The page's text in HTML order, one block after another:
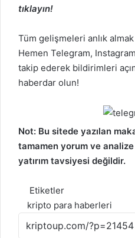
tıklayın!
Tüm gelişmeleri anlık
Hemen Telegram, Instagram
takip ederek bildirimleri
haberdar olun!
Not: Bu sitede yazılan
tamamen yorum ve analize
yatırım tavsiyesi değildir.
Etiketler
kripto para haberleri